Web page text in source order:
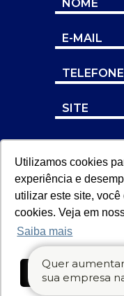
Utilizamos cookies
experiência e
utilizar este site,
cookies. Veja em
Saiba mais
Quer
sua empresa